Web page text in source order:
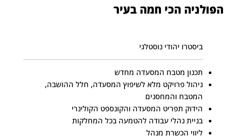
הפולניה הכי חמה בעיר
ביסטרו יהודי נוסטלגי
תכנון מטבח המסעדה מחדש
ניהול פרויקט מלא לשיפוץ המסעדה, חלל ההושבה,
המטבח והמחסנים
הידוק תפריט המסעדה והקונספט הקולינרי
בניית נהלי עבודה להטמעה בכל המחלקות
ליווי הכשרת מנהל